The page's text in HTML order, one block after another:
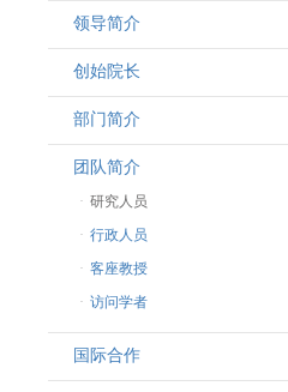
领导简介
· 韩晶磊副院长
· 周勇副院长
林勇新副院长
创始院长
部门简介
团队简介
· 研究人员
· 行政人员
· 客座教授
· 访问学者
国际合作